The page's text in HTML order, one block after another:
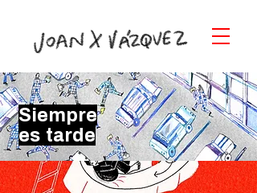
Siempre
es tarde